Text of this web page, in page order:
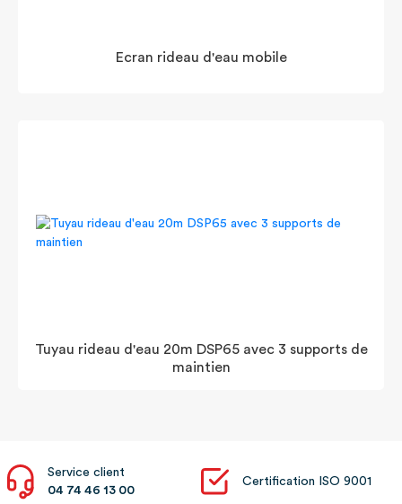
Ecran rideau d'eau mobile
Tuyau rideau d'eau 20m DSP65 avec 3 supports de
maintien
Service client
04 74 46 13 00
Certification ISO 9001